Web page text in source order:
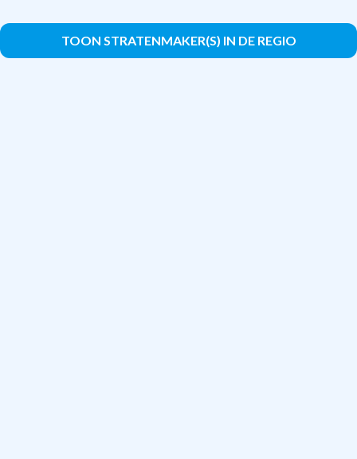
TOON STRATENMAKER(S) IN DE REGIO